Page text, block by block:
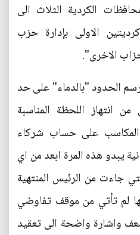
الكردية الثلاث الى
الاولى بإدارة حزب
الاخرى".
الحدود "بالدماء" على حد
انتهاز اللحظة المناسبة
على حساب شركاء
يبدو هذه المرة ابعد من اي
جاءت من الرئيس المنتهية
لم تأتي من موقف تفاوضي
واشارة واضحة الى تعقيد